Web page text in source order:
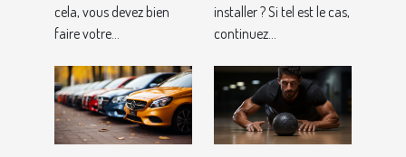
cela, vous devez bien
faire votre...
installer ? Si tel est le cas,
continuez...